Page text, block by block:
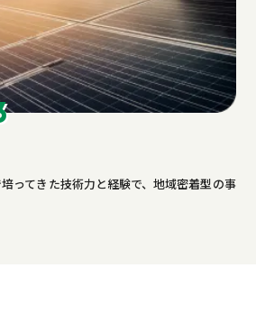
ってきた技術力と経験で、地域密着型の事